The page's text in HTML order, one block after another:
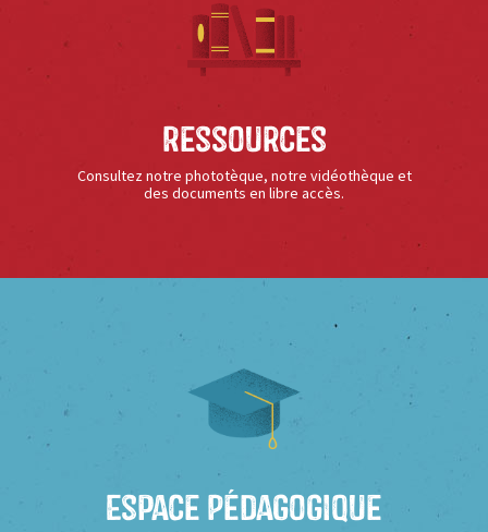
Ressources
Consultez notre phototèque, notre vidéothèque et
des documents en libre accès.
Espace Pédagogique